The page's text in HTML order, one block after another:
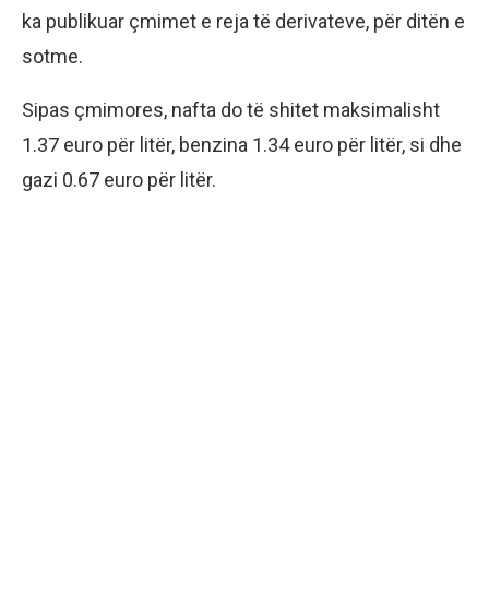
ka publikuar çmimet e reja të derivateve, për ditën e
sotme.
Sipas çmimores, nafta do të shitet maksimalisht
1.37 euro për litër, benzina 1.34 euro për litër, si dhe
gazi 0.67 euro për litër.